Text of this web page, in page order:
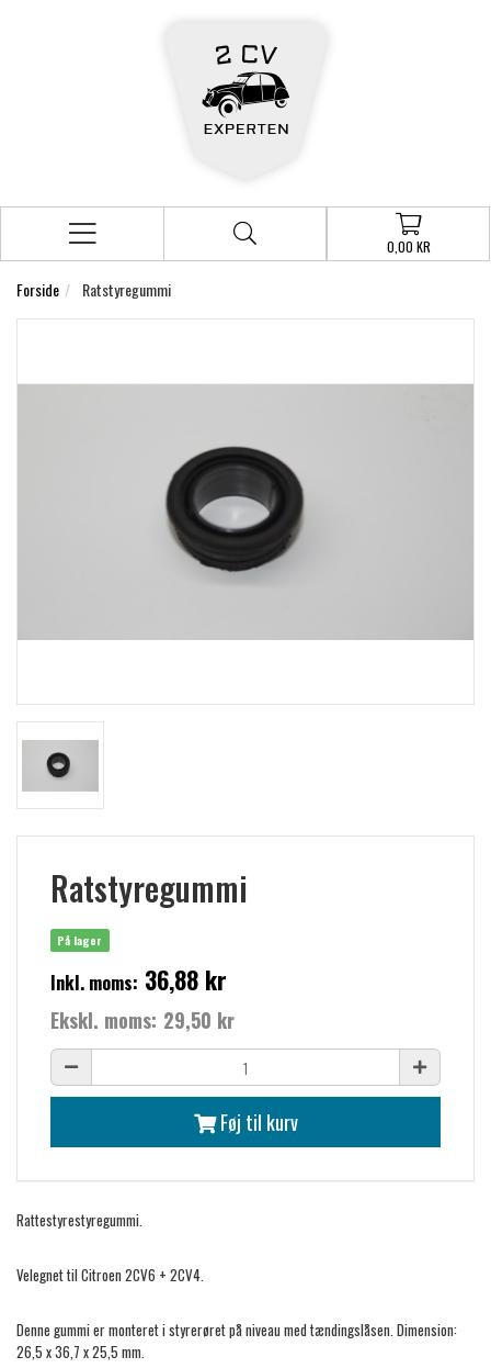
0,00 KR
Forside Ratstyregummi
Ratstyregummi
På lager
Inkl. moms: 36,88 kr
Ekskl. moms: 29,50 kr
Føj til kurv
Rattestyrestyregummi.
Velegnet til Citroen 2CV6 + 2CV4.
Denne gummi er monteret i styrerøret på niveau med tændingslåsen. Dimension:
26,5 x 36,7 x 25,5 mm.